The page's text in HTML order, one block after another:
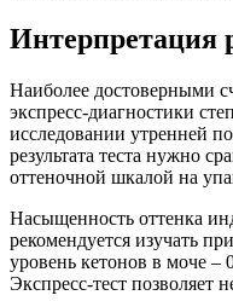
Интерпретация
Наиболее достоверными
экспресс-диагностики
исследовании утренней
результата теста нужно
оттеночной шкалой на
Насыщенность оттенка
рекомендуется изучать
уровень кетонов в моче
Экспресс-тест позволяет